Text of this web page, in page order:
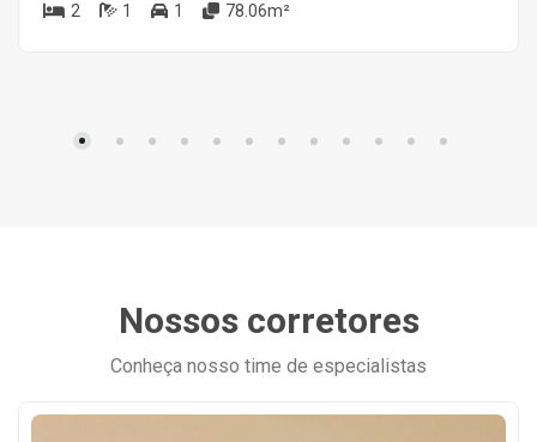
2 1 1 78.06m²
Nossos corretores
Conheça nosso time de especialistas